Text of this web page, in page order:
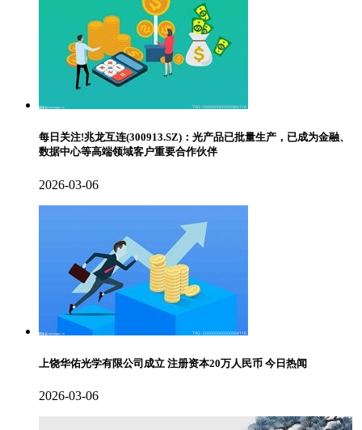
每日关注!兆龙互连(300913.SZ)：光产品已批量生产，已成为金融、
数据中心等高端领域客户重要合作伙伴
2026-03-06
上饶华佑光学有限公司成立 注册资本20万人民币 今日热闻
2026-03-06